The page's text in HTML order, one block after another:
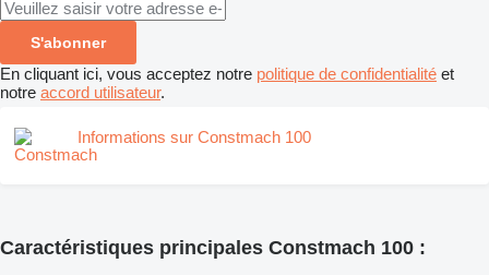
S'abonner
En cliquant ici, vous acceptez notre politique de confidentialité et
notre accord utilisateur.
Informations sur Constmach 100
Caractéristiques principales Constmach 100 :